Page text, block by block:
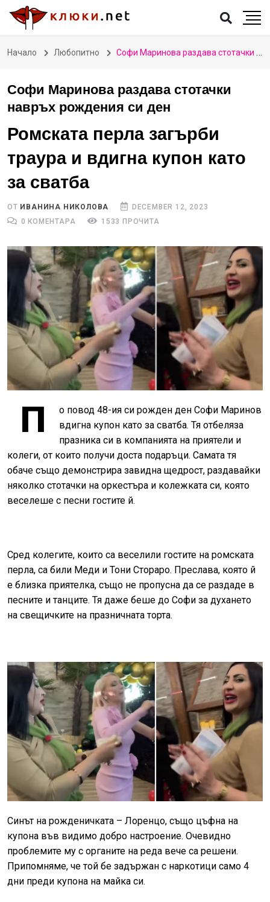
Начало Любопитно Софи Маринова раздава стотачки навръх рождения си ден
Софи Маринова раздава стотачки
навръх рождения си ден
Ромската перла загърби
траура и вдигна купон като
за сватба
ОТ ИВАНИНА НИКОЛОВА
DECEMBER 12, 2023
0 КОМЕНТАРА
1533 ПРОЧИТА
П
о повод 48-ия си рожден ден Софи Маринов
вдигна купон като за сватба. Тя отбеляза
празника си в компанията на приятели и
колеги, от които получи доста подаръци. Самата тя
обаче също демонстрира завидна щедрост, раздавайки
няколко стотачки на оркестъра и колежката си, която
веселеше с песни гостите й.
Сред колегите, които са веселили гостите на ромската
перла, са били Меди и Тони Стораро. Преслава, която й
е близка приятелка, също не пропусна да се раздаде в
песните и танците. Тя даже беше до Софи за духането
на свещичките на празничната торта.
Синът на рожденичката – Лоренцо, също цъфна на
купона във видимо добро настроение. Очевидно
проблемите му с органите на реда вече са решени.
Припомняме, че той бе задържан с наркотици само 4
дни преди купона на майка си.